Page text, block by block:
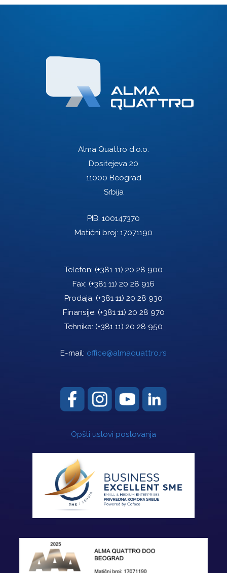
Alma Quattro d.o.o.
Dositejeva 20
11000 Beograd
Srbija
PIB: 100147370
Matični broj: 17071190
Telefon: (+381 11) 20 28 900
Fax: (+381 11) 20 28 916
Prodaja: (+381 11) 20 28 930
Finansije: (+381 11) 20 28 970
Tehnika: (+381 11) 20 28 950
E-mail: office@almaquattro.rs
Opšti uslovi poslovanja